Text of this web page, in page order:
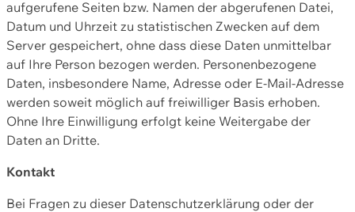
aufgerufene Seiten bzw. Namen der abgerufenen Datei,
Datum und Uhrzeit zu statistischen Zwecken auf dem
Server gespeichert, ohne dass diese Daten unmittelbar
auf Ihre Person bezogen werden. Personenbezogene
Daten, insbesondere Name, Adresse oder E-Mail-Adresse
werden soweit möglich auf freiwilliger Basis erhoben.
Ohne Ihre Einwilligung erfolgt keine Weitergabe der
Daten an Dritte.
Kontakt
Bei Fragen zu dieser Datenschutzerklärung oder der